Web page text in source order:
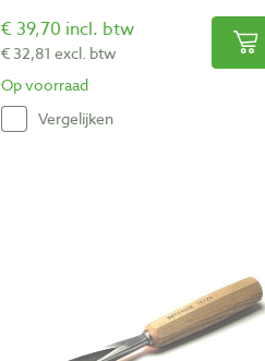
€ 39,70 incl. btw
€ 32,81 excl. btw
Op voorraad
Vergelijken